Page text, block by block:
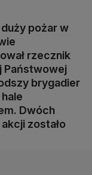
duży pożar w
rzecznik
Państwowej
brygadier
Dwóch
zostało